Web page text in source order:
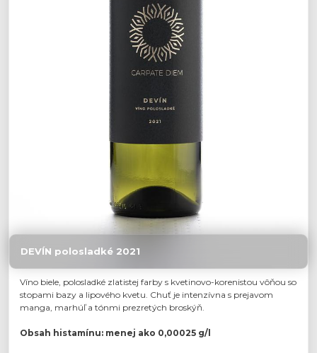
DEVÍN polosladké 2021
Víno biele, polosladké zlatistej farby s kvetinovo-korenistou vôňou so
stopami bazy a lipového kvetu. Chuť je intenzívna s prejavom
manga, marhúľ a tónmi prezretých broskýň.
Obsah histamínu: menej ako 0,00025 g/l